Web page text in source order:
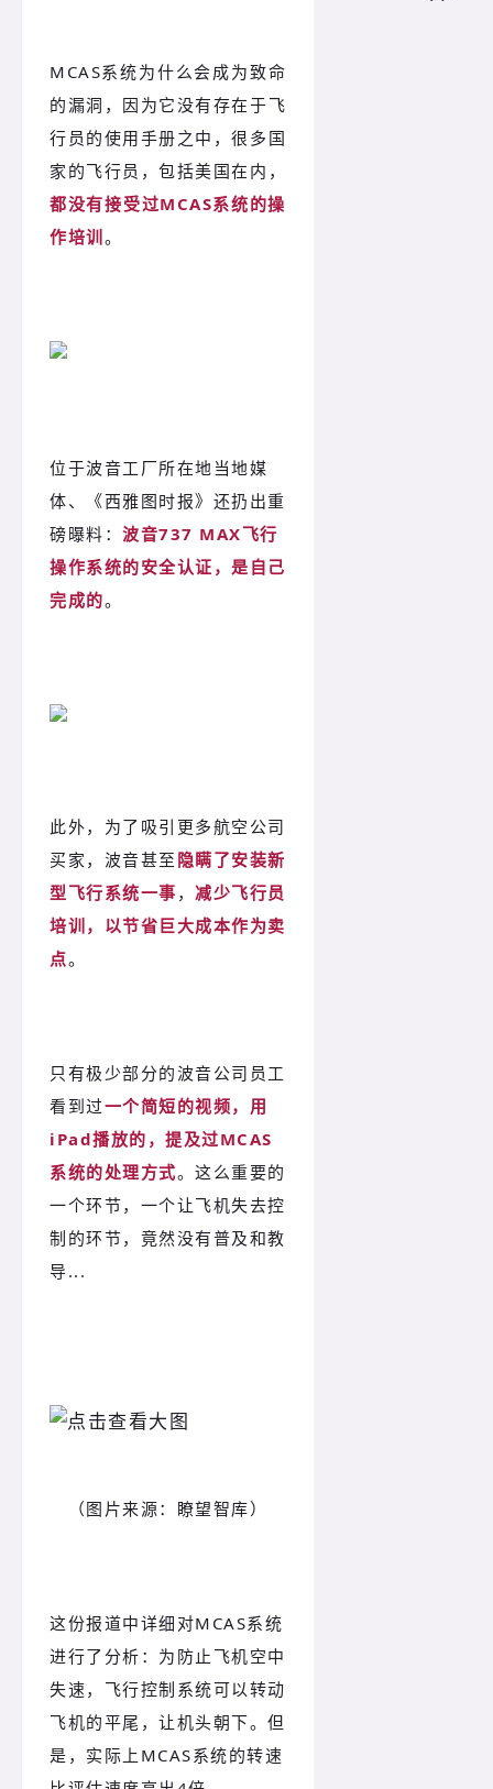
MCAS系统为什么会成为致命
的漏洞，因为它没有存在于飞
行员的使用手册之中，很多国
家的飞行员，包括美国在内，
都没有接受过MCAS系统的操
作培训。
位于波音工厂所在地当地媒
体、《西雅图时报》还扔出重
磅曝料： 波音737 MAX飞行
操作系统的安全认证，是自己
完成的。
此外，为了吸引更多航空公司
买家，波音甚至 隐瞒了安装新
型飞行系统一事 ， 减少飞行员
培训，以节省巨大成本作为卖
点。
只有极少部分的波音公司员工
看到过一个简短的视频，用
iPad播放的，提及过MCAS
系统的处理方式。这么重要的
一个环节，一个让飞机失去控
制的环节，竟然没有普及和教
导...
（图片来源：瞭望智库）
这份报道中详细对MCAS系统
进行了分析：为防止飞机空中
失速，飞行控制系统可以转动
飞机的平尾，让机头朝下。但
是，实际上MCAS系统的转速